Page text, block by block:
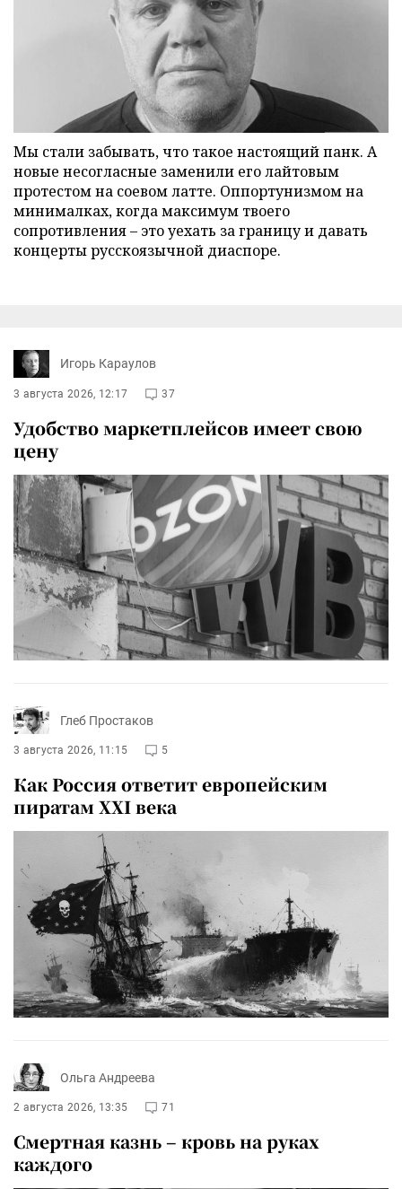
Мы стали забывать, что такое настоящий панк. А
новые несогласные заменили его лайтовым
протестом на соевом латте. Оппортунизмом на
минималках, когда максимум твоего
сопротивления – это уехать за границу и давать
концерты русскоязычной диаспоре.
Игорь Караулов
3 августа 2026, 12:17 37
Удобство маркетплейсов имеет свою
цену
Глеб Простаков
3 августа 2026, 11:15 5
Как Россия ответит европейским
пиратам XXI века
Ольга Андреева
2 августа 2026, 13:35 71
Смертная казнь – кровь на руках
каждого